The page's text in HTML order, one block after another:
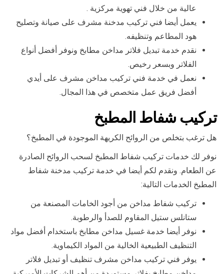
عالية من خلال فني تهوية مركزية .
يعمل أيضا فني تركيب مدخنة مشرف على صيانة وتصليح
هود المطاعم وتنظيفه.
نقدم خدمة تبديل فلاتر مداخن مطابخ ونوفر أفضل أنواع
الفلاتر وبسعر رخيص.
نعمل في خدمة فني تركيب مداخن مشرف على أيدي
أفضل فريق عمل متخصص في هذا المجال.
تركيب شفاط المطبخ
هل ترغب بتخلص من الروائح الكريهة الموجودة في المطبخ؟
نوفر لك خدمات تركيب شفاط المطبخ لسحب الروائح الصادرة
عن الطعام. ونقدم لكم أيضا في خدمة تركيب مدخنة شفاط
المطبخ الخدمات التالية:
تركيب شفاط مداخن من أجود الخامات المصنعة من
ستانلس ستيل المقاوم للصدأ والرطوبة.
نوفر أيضا خدمة غسيل مداخن مطابخ باستخدام أفضل مواد
التنظيف الطبيعية الخالية من المواد الكيماوية.
يوفر فني تركيب مداخن مشرف تنظيف أو تبديل فلاتر